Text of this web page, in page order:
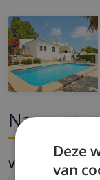
Naam en
Voornaam *
Deze
van